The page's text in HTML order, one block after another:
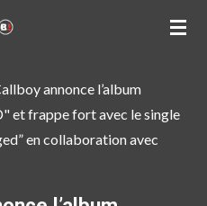
annonce l’album
et frappe fort avec le single
en collaboration avec